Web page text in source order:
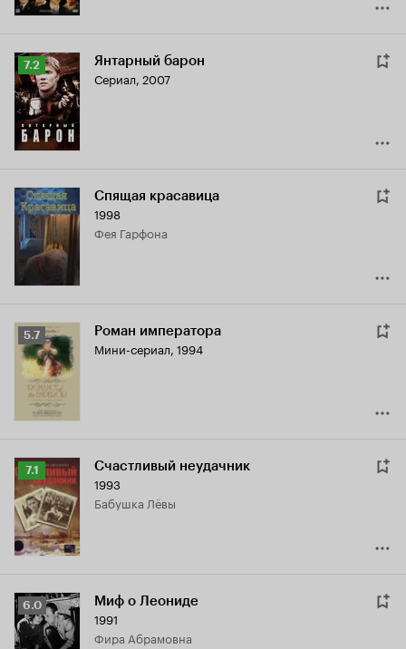
Рейтинг
Кинопоиска
7.2
7.2 Янтарный барон
Сериал, 2007
Спящая красавица
1998
Фея Гарфона
Рейтинг
Кинопоиска
5.7
5.7 Роман императора
Мини-сериал, 1994
Рейтинг
Кинопоиска
7.1
7.1 Счастливый неудачник
1993
бабушка Лёвы
Рейтинг
Кинопоиска
6.0
6.0 Миф о Леониде
1991
Фира Абрамовна